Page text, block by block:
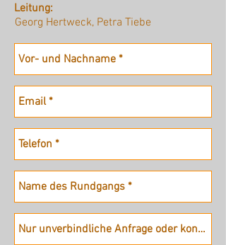
Leitung:
Georg Hertweck, Petra Tiebe